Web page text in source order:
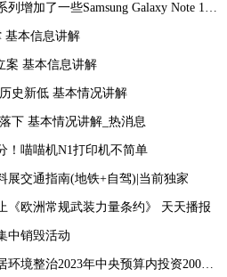
一些Samsung Galaxy Note 10功能|环球消息
基本信息讲解
案 基本信息讲解
史新低 基本情况讲解
下 基本情况讲解_热消息
！喵喵机N1打印机不简单
展交通指南(地铁+自驾)|当前独家
《欧洲常规武装力量条约》 天天播报
中销毁活动
整治2023年中央预算内投资2000万元